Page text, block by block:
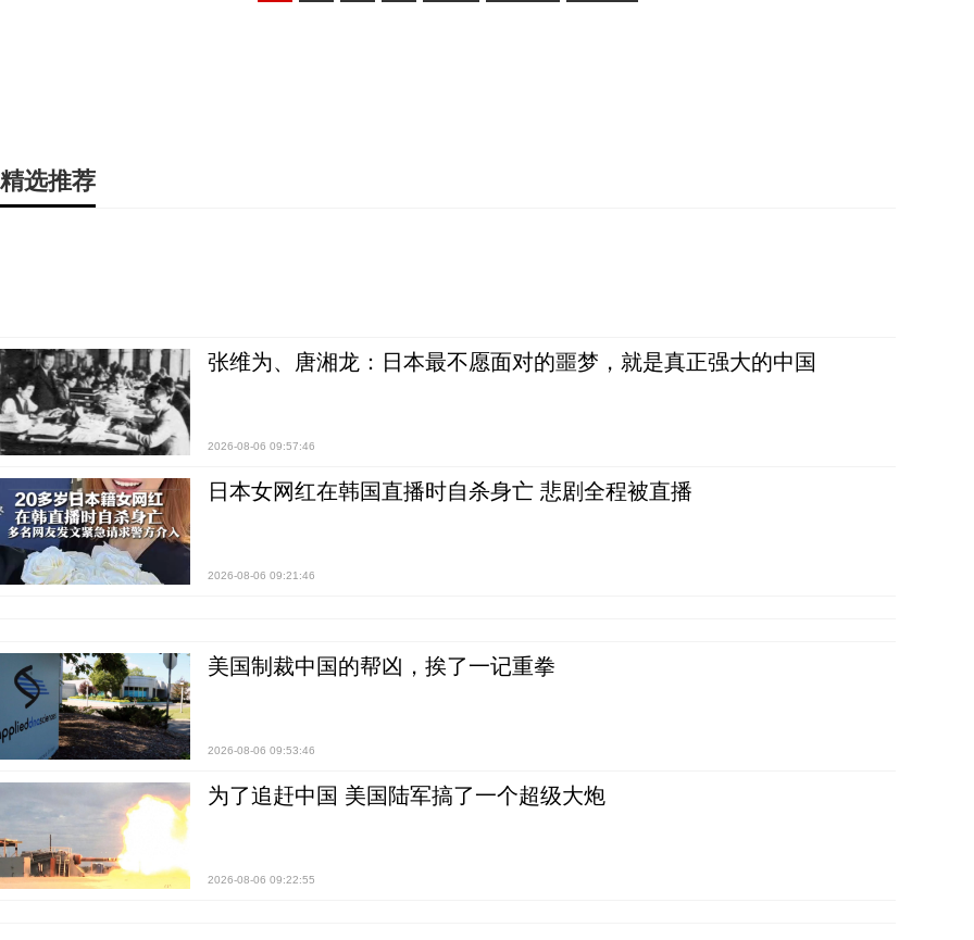
精选推荐
张维为、唐湘龙：日本最不愿面对的噩梦，就是真正强大的中国
2026-08-06 09:57:46
日本女网红在韩国直播时自杀身亡 悲剧全程被直播
2026-08-06 09:21:46
美国制裁中国的帮凶，挨了一记重拳
2026-08-06 09:53:46
为了追赶中国 美国陆军搞了一个超级大炮
2026-08-06 09:22:55